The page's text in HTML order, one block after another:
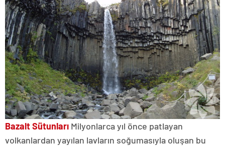
Bazalt Sütunları Milyonlarca yıl önce patlayan
volkanlardan yayılan lavların soğumasıyla oluşan bu